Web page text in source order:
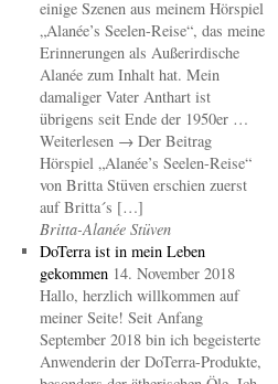
einige Szenen aus meinem Hörspiel
„Alanée’s Seelen-Reise“, das meine
Erinnerungen als Außerirdische
Alanée zum Inhalt hat. Mein
damaliger Vater Anthart ist
übrigens seit Ende der 1950er …
Weiterlesen → Der Beitrag
Hörspiel „Alanée’s Seelen-Reise“
von Britta Stüven erschien zuerst
auf Britta´s […]
Britta-Alanée Stüven
DoTerra ist in mein Leben
gekommen 14. November 2018
Hallo, herzlich willkommen auf
meiner Seite! Seit Anfang
September 2018 bin ich begeisterte
Anwenderin der DoTerra-Produkte,